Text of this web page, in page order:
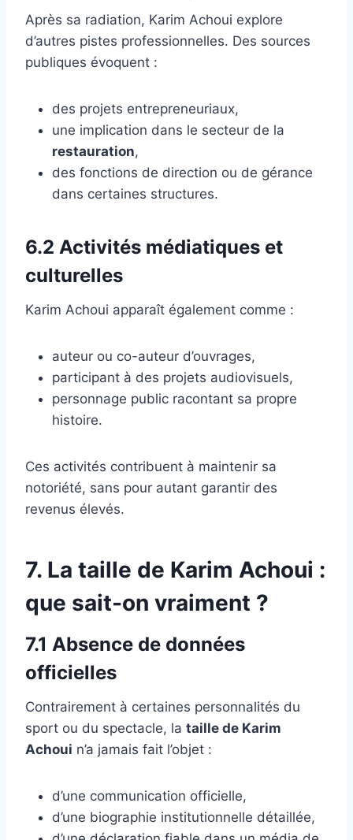
Après sa radiation, Karim Achoui explore
d’autres pistes professionnelles. Des sources
publiques évoquent :
des projets entrepreneuriaux,
une implication dans le secteur de la
restauration,
des fonctions de direction ou de gérance
dans certaines structures.
6.2 Activités médiatiques et
culturelles
Karim Achoui apparaît également comme :
auteur ou co-auteur d’ouvrages,
participant à des projets audiovisuels,
personnage public racontant sa propre
histoire.
Ces activités contribuent à maintenir sa
notoriété, sans pour autant garantir des
revenus élevés.
7. La taille de Karim Achoui :
que sait-on vraiment ?
7.1 Absence de données
officielles
Contrairement à certaines personnalités du
sport ou du spectacle, la taille de Karim
Achoui n’a jamais fait l’objet :
d’une communication officielle,
d’une biographie institutionnelle détaillée,